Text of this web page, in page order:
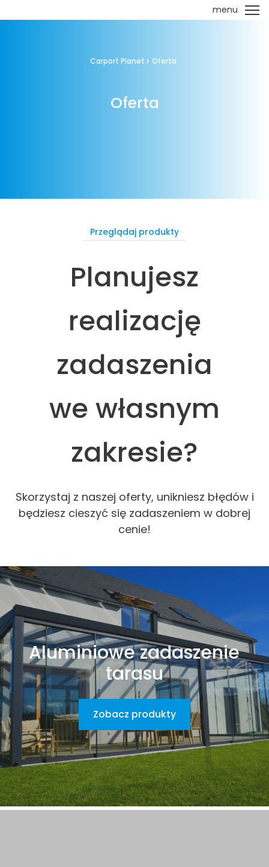
menu
Carport Planet Oferta
Oferta
Przeglądaj produkty
Planujesz
realizację
zadaszenia
we własnym
zakresie?
Skorzystaj z naszej oferty, unikniesz błędów i
będziesz cieszyć się zadaszeniem w dobrej
cenie!
Aluminiowe zadaszenie
tarasu
Zobacz produkty